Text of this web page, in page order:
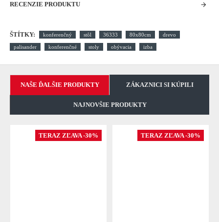
RECENZIE PRODUKTU
ŠTÍTKY: konferenčný stôl 36333 80x80cm drevo
palisander konferenčné stoly obývacia izba
NAŠE ĎALŠIE PRODUKTY ZÁKAZNICI SI KÚPILI
NAJNOVŠIE PRODUKTY
TERAZ ZĽAVA -30% TERAZ ZĽAVA -30%